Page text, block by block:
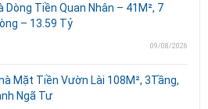
Dòng Tiền Quan Nhân – 41M², 7
– 13.59 Tỷ
09/08/2026
Mặt Tiền Vườn Lài 108M², 3Tầng,
Ngã Tư